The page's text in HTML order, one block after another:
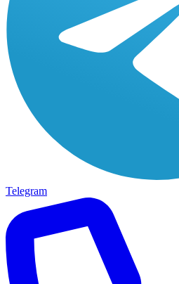
Telegram